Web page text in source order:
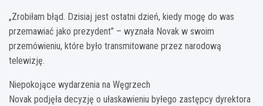
„Zrobiłam błąd. Dzisiaj jest ostatni dzień, kiedy mogę do was
przemawiać jako prezydent” – wyznała Novak w swoim
przemówieniu, które było transmitowane przez narodową
telewizję.
Niepokojące wydarzenia na Węgrzech
Novak podjęła decyzję o ułaskawieniu byłego zastępcy dyrektora